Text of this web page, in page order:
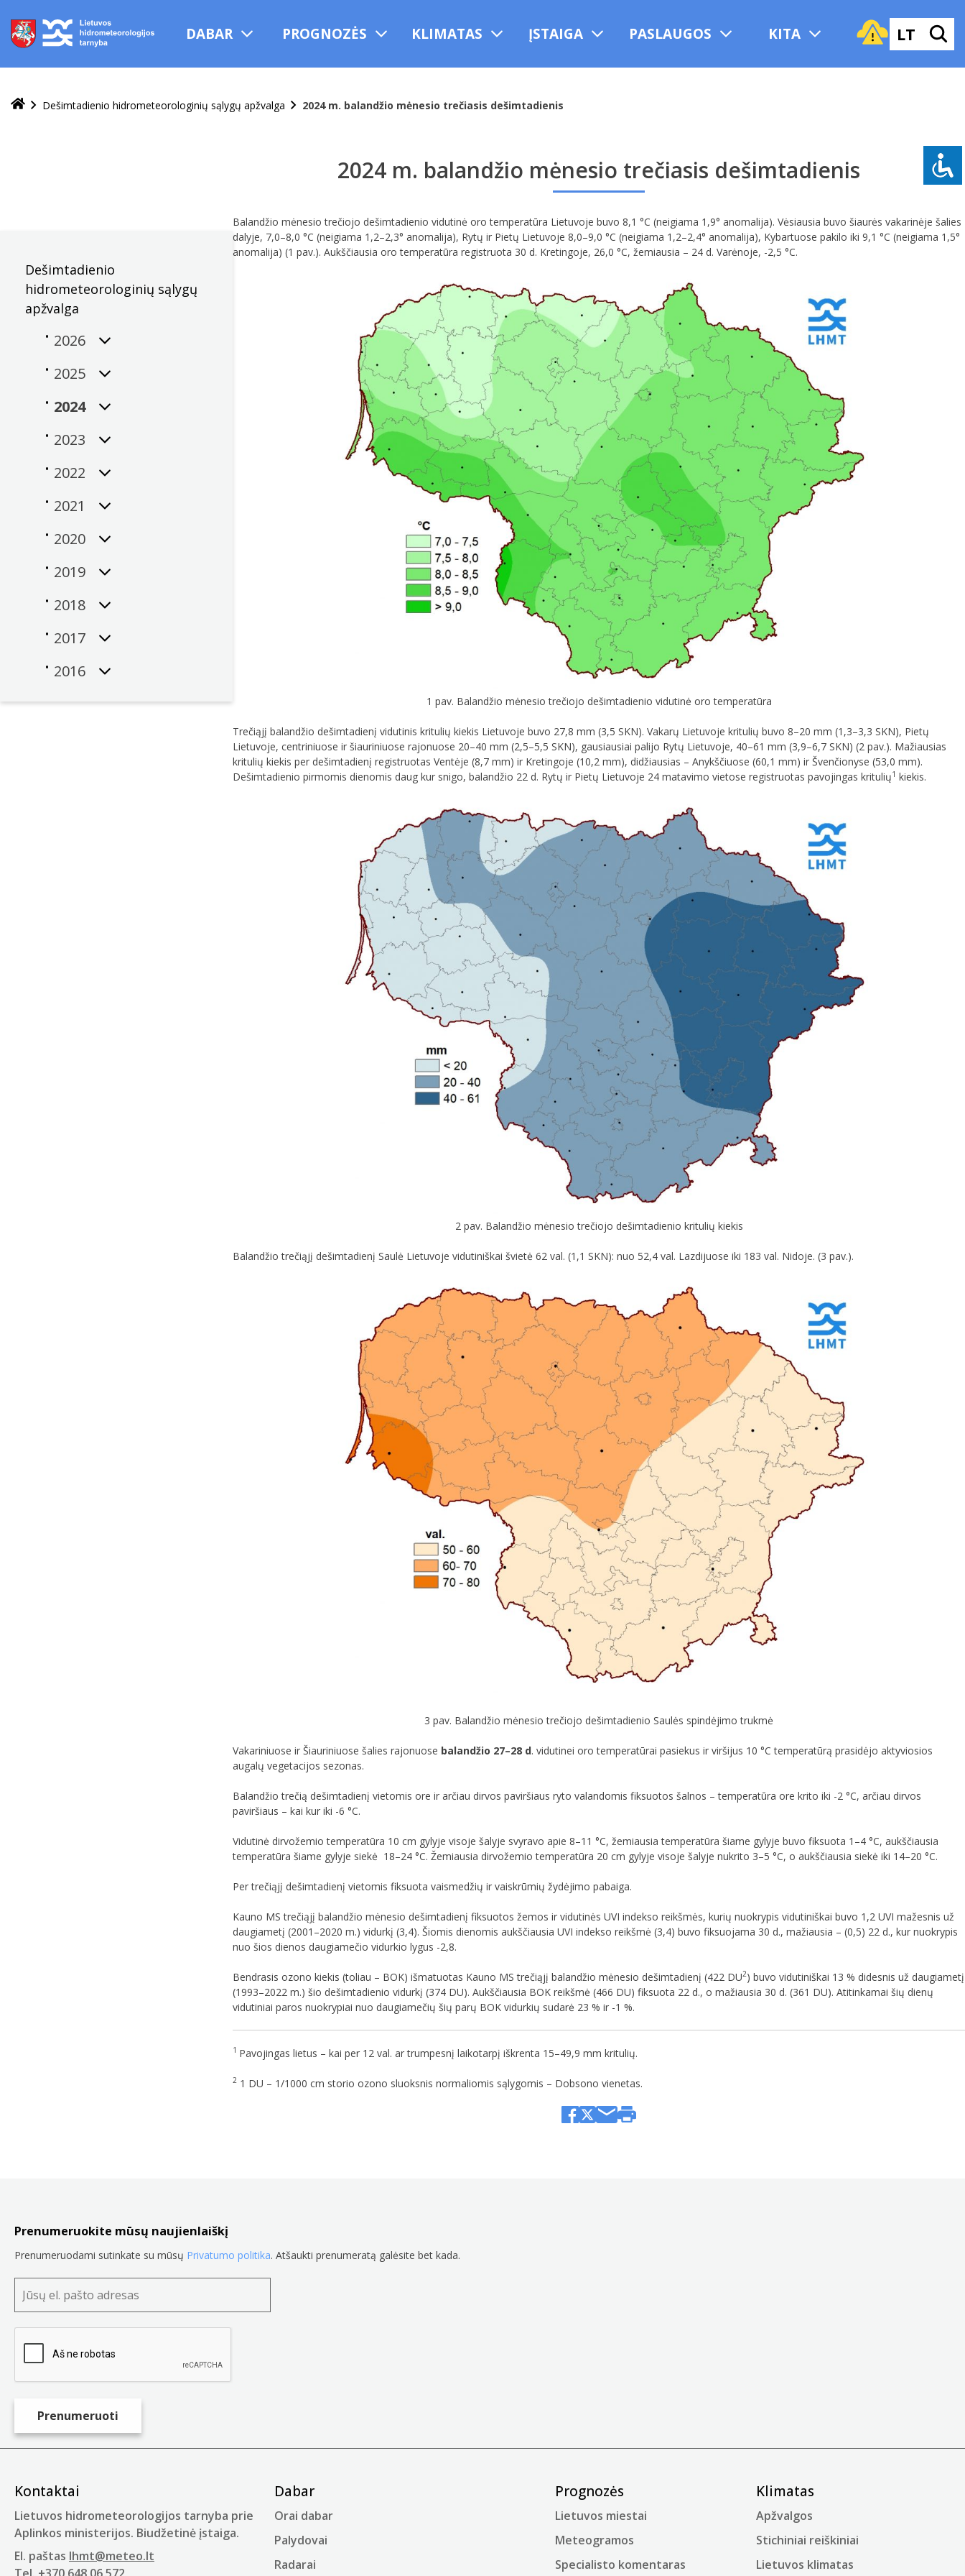
pereiti
turinį
DABAR PROGNOZĖS KLIMATAS ĮSTAIGA PASLAUGOS KITA LT
Dešimtadienio hidrometeorologinių sąlygų apžvalga 2024 m. balandžio mėnesio trečiasis dešimtadienis
Dešimtadienio
hidrometeorologinių sąlygų
apžvalga
2026
2025
2024
2023
2022
2021
2020
2019
2018
2017
2016
2024 m. balandžio mėnesio trečiasis dešimtadienis
Balandžio mėnesio trečiojo dešimtadienio vidutinė oro temperatūra Lietuvoje buvo 8,1 °C (neigiama 1,9° anomalija). Vėsiausia buvo šiaurės vakarinėje šalies
dalyje, 7,0–8,0 °C (neigiama 1,2–2,3° anomalija), Rytų ir Pietų Lietuvoje 8,0–9,0 °C (neigiama 1,2–2,4° anomalija), Kybartuose pakilo iki 9,1 °C (neigiama 1,5°
anomalija) (1 pav.). Aukščiausia oro temperatūra registruota 30 d. Kretingoje, 26,0 °C, žemiausia – 24 d. Varėnoje, -2,5 °C.
1 pav. Balandžio mėnesio trečiojo dešimtadienio vidutinė oro temperatūra
Trečiąjį balandžio dešimtadienį vidutinis kritulių kiekis Lietuvoje buvo 27,8 mm (3,5 SKN). Vakarų Lietuvoje kritulių buvo 8–20 mm (1,3–3,3 SKN), Pietų
Lietuvoje, centriniuose ir šiauriniuose rajonuose 20–40 mm (2,5–5,5 SKN), gausiausiai palijo Rytų Lietuvoje, 40–61 mm (3,9–6,7 SKN) (2 pav.). Mažiausias
kritulių kiekis per dešimtadienį registruotas Ventėje (8,7 mm) ir Kretingoje (10,2 mm), didžiausias – Anykščiuose (60,1 mm) ir Švenčionyse (53,0 mm).
Dešimtadienio pirmomis dienomis daug kur snigo, balandžio 22 d. Rytų ir Pietų Lietuvoje 24 matavimo vietose registruotas pavojingas kritulių1 kiekis.
2 pav. Balandžio mėnesio trečiojo dešimtadienio kritulių kiekis
Balandžio trečiąjį dešimtadienį Saulė Lietuvoje vidutiniškai švietė 62 val. (1,1 SKN): nuo 52,4 val. Lazdijuose iki 183 val. Nidoje. (3 pav.).
3 pav. Balandžio mėnesio trečiojo dešimtadienio Saulės spindėjimo trukmė
Vakariniuose ir Šiauriniuose šalies rajonuose balandžio 27–28 d. vidutinei oro temperatūrai pasiekus ir viršijus 10 °C temperatūrą prasidėjo aktyviosios
augalų vegetacijos sezonas.
Balandžio trečią dešimtadienį vietomis ore ir arčiau dirvos paviršiaus ryto valandomis fiksuotos šalnos – temperatūra ore krito iki -2 °C, arčiau dirvos
paviršiaus – kai kur iki -6 °C.
Vidutinė dirvožemio temperatūra 10 cm gylyje visoje šalyje svyravo apie 8–11 °C, žemiausia temperatūra šiame gylyje buvo fiksuota 1–4 °C, aukščiausia
temperatūra šiame gylyje siekė 18–24 °C. Žemiausia dirvožemio temperatūra 20 cm gylyje visoje šalyje nukrito 3–5 °C, o aukščiausia siekė iki 14–20 °C.
Per trečiąjį dešimtadienį vietomis fiksuota vaismedžių ir vaiskrūmių žydėjimo pabaiga.
Kauno MS trečiąjį balandžio mėnesio dešimtadienį fiksuotos žemos ir vidutinės UVI indekso reikšmės, kurių nuokrypis vidutiniškai buvo 1,2 UVI mažesnis už
daugiametį (2001–2020 m.) vidurkį (3,4). Šiomis dienomis aukščiausia UVI indekso reikšmė (3,4) buvo fiksuojama 30 d., mažiausia – (0,5) 22 d., kur nuokrypis
nuo šios dienos daugiamečio vidurkio lygus -2,8.
Bendrasis ozono kiekis (toliau – BOK) išmatuotas Kauno MS trečiąjį balandžio mėnesio dešimtadienį (422 DU2) buvo vidutiniškai 13 % didesnis už daugiametį
(1993–2022 m.) šio dešimtadienio vidurkį (374 DU). Aukščiausia BOK reikšmė (466 DU) fiksuota 22 d., o mažiausia 30 d. (361 DU). Atitinkamai šių dienų
vidutiniai paros nuokrypiai nuo daugiamečių šių parų BOK vidurkių sudarė 23 % ir -1 %.
1 Pavojingas lietus – kai per 12 val. ar trumpesnį laikotarpį iškrenta 15–49,9 mm kritulių.
2 1 DU – 1/1000 cm storio ozono sluoksnis normaliomis sąlygomis – Dobsono vienetas.
Prenumeruokite mūsų naujienlaiškį
Prenumeruodami sutinkate su mūsų Privatumo politika. Atšaukti prenumeratą galėsite bet kada.
Kontaktai
Lietuvos hidrometeorologijos tarnyba prie
Aplinkos ministerijos. Biudžetinė įstaiga.
El. paštas lhmt@meteo.lt
Tel. +370 648 06 572
Dabar
Orai dabar
Palydovai
Radarai
Prognozės
Lietuvos miestai
Meteogramos
Specialisto komentaras
Klimatas
Apžvalgos
Stichiniai reiškiniai
Lietuvos klimatas